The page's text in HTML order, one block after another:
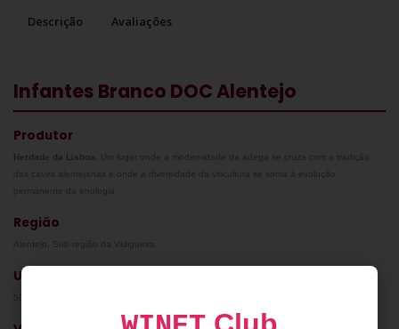
Descrição Avaliações
Infantes Branco DOC Alentejo
Produtor
Herdade da Lisboa.
Um lugar onde a modernidade da adega se cruza com a tradição
das caves alentejanas e onde a diversidade da viticultura se soma à evolução
permanente da enologia.
Região
Alentejo, Sub-região da Vidigueira.
Uvas